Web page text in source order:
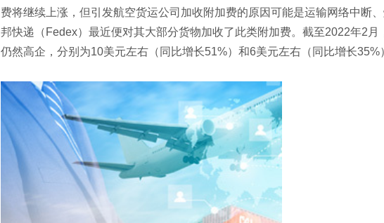
费将继续上涨，但引发航空货运公司加收附加费的原因可能是运输网络中断
邦快递（Fedex）最近便对其大部分货物加收了此类附加费。截至2022年2
仍然高企，分别为10美元左右（同比增长51%）和6美元左右（同比增长35%